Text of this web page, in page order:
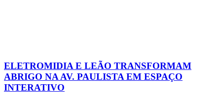
ELETROMIDIA E LEÃO TRANSFORMAM
ABRIGO NA AV. PAULISTA EM ESPAÇO
INTERATIVO